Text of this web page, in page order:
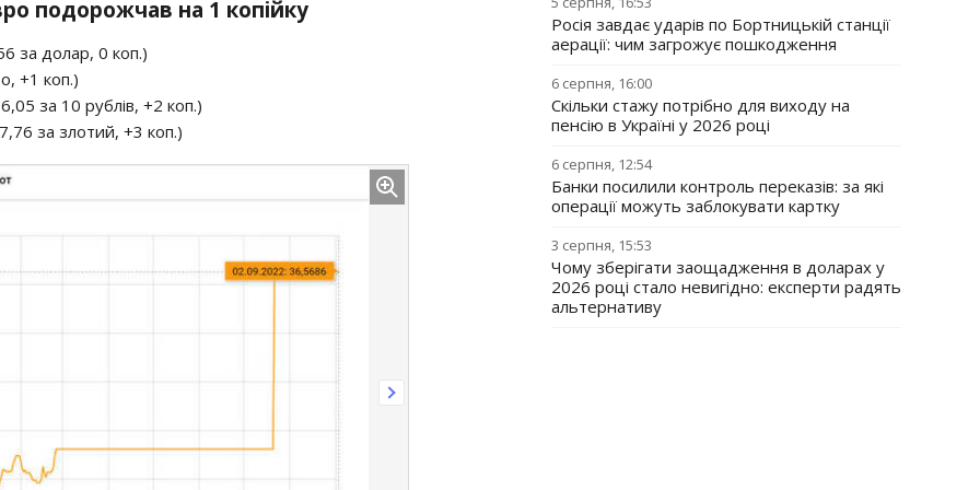
подорожчав на 1 копійку
за долар, 0 коп.)
+1 коп.)
за 10 рублів, +2 коп.)
за злотий, +3 коп.)
Росія завдає ударів по Бортницькій станції
аерації: чим загрожує пошкодження
6 серпня, 16:00
Скільки стажу потрібно для виходу на
пенсію в Україні у 2026 році
6 серпня, 12:54
Банки посилили контроль переказів: за які
операції можуть заблокувати картку
3 серпня, 15:53
Чому зберігати заощадження в доларах у
2026 році стало невигідно: експерти радять
альтернативу